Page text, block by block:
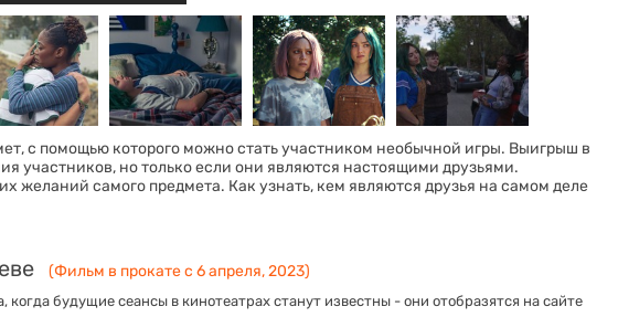
с помощью которого можно стать участником необычной игры. Выигрыш в
участников, но только если они являются настоящими друзьями.
желаний самого предмета. Как узнать, кем являются друзья на самом деле
(Фильм в прокате с 6 апреля, 2023)
будущие сеансы в кинотеатрах станут известны - они отобразятся на сайте